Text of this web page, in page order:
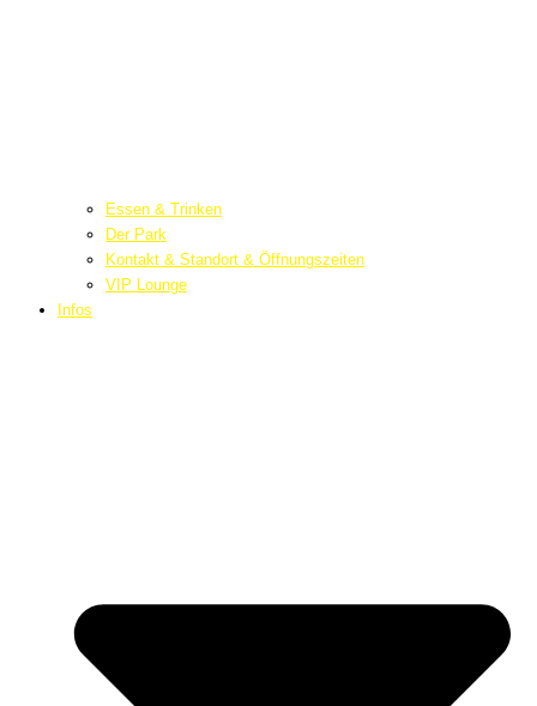
Essen & Trinken
Der Park
Kontakt & Standort & Öffnungszeiten
VIP Lounge
Infos